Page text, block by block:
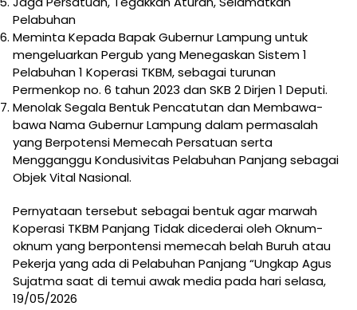
Pelabuhan
Meminta Kepada Bapak Gubernur Lampung untuk
mengeluarkan Pergub yang Menegaskan Sistem 1
Pelabuhan 1 Koperasi TKBM, sebagai turunan
Permenkop no. 6 tahun 2023 dan SKB 2 Dirjen 1 Deputi.
Menolak Segala Bentuk Pencatutan dan Membawa-
bawa Nama Gubernur Lampung dalam permasalah
yang Berpotensi Memecah Persatuan serta
Mengganggu Kondusivitas Pelabuhan Panjang sebagai
Objek Vital Nasional.
Pernyataan tersebut sebagai bentuk agar marwah
Koperasi TKBM Panjang Tidak dicederai oleh Oknum-
oknum yang berpontensi memecah belah Buruh atau
Pekerja yang ada di Pelabuhan Panjang “Ungkap Agus
Sujatma saat di temui awak media pada hari selasa,
19/05/2026